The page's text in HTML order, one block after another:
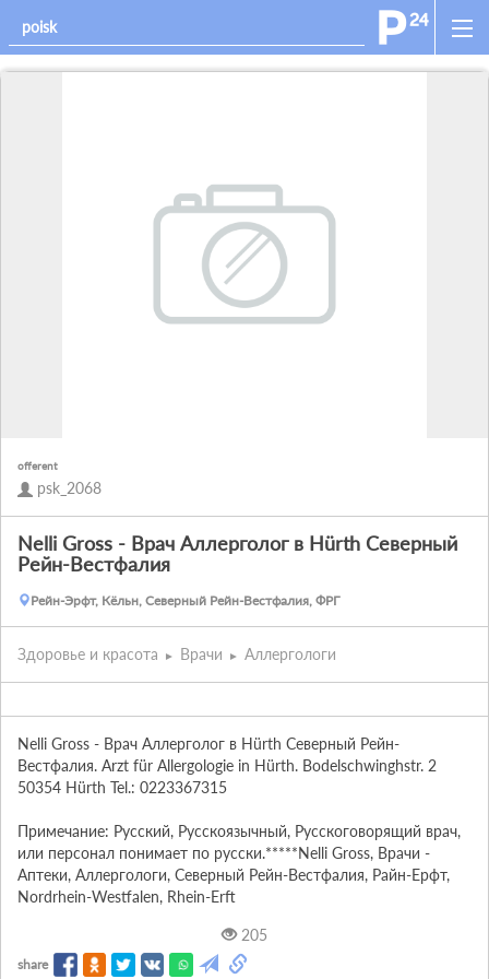
offerent
psk_2068
Nelli Gross - Врач Аллерголог в Hürth Северный
Рейн-Вестфалия
Рейн-Эрфт, Кёльн, Северный Рейн-Вестфалия, ФРГ
Здоровье и красота Врачи Аллергологи
Nelli Gross - Врач Аллерголог в Hürth Северный Рейн-
Вестфалия. Arzt für Allergologie in Hürth. Bodelschwinghstr. 2
50354 Hürth Tel.: 0223367315
Примечание: Русский, Русскоязычный, Русскоговорящий врач,
или персонал понимает по русски.*****Nelli Gross, Врачи -
Аптеки, Аллергологи, Северный Рейн-Вестфалия, Райн-Ерфт,
Nordrhein-Westfalen, Rhein-Erft
205
share